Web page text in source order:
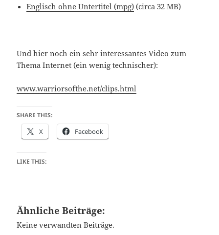
Englisch ohne Untertitel (mpg) (circa 32 MB)
Und hier noch ein sehr interessantes Video zum
Thema Internet (ein wenig technischer):
www.warriorsofthe.net/clips.html
SHARE THIS:
X Facebook
LIKE THIS:
Ähnliche Beiträge:
Keine verwandten Beiträge.